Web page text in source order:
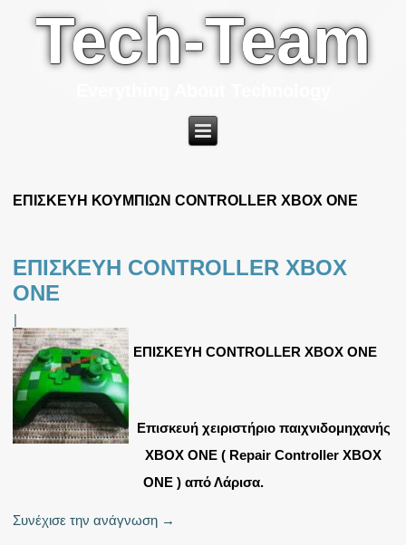
Tech-Team
ΕΠΙΣΚΕΥΗ ΚΟΥΜΠΙΩΝ CONTROLLER XBOX ONE
ΕΠΙΣΚΕΥΗ CONTROLLER XBOX
ONE
|
ΕΠΙΣΚΕΥΗ CONTROLLER XBOX ONE
Επισκευή χειριστήριο παιχνιδομηχανής
XBOX ONE ( Repair Controller XBOX
ONE ) από Λάρισα.
Συνέχισε την ανάγνωση →